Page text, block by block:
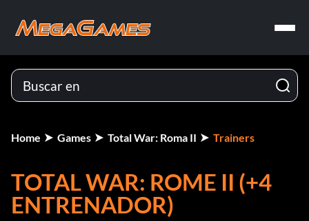
Home Games Total War: Roma II Trainers
TOTAL WAR: ROME II (+4
ENTRENADOR)